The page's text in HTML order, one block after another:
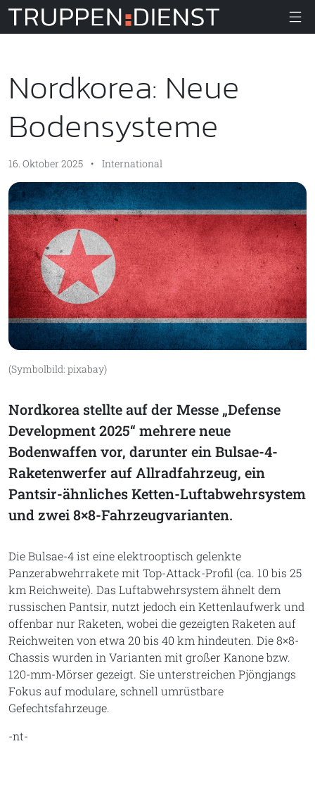
Truppendienst
Nordkorea: Neue
Bodensysteme
16. Oktober 2025 • International
(Symbolbild: pixabay)
Nordkorea stellte auf der Messe „Defense
Development 2025“ mehrere neue
Bodenwaffen vor, darunter ein Bulsae-4-
Raketenwerfer auf Allradfahrzeug, ein
Pantsir-ähnliches Ketten-Luftabwehrsystem
und zwei 8×8-Fahrzeugvarianten.
Die Bulsae-4 ist eine elektrooptisch gelenkte
Panzerabwehrrakete mit Top-Attack-Profil (ca. 10 bis 25
km Reichweite). Das Luftabwehrsystem ähnelt dem
russischen Pantsir, nutzt jedoch ein Kettenlaufwerk und
offenbar nur Raketen, wobei die gezeigten Raketen auf
Reichweiten von etwa 20 bis 40 km hindeuten. Die 8×8-
Chassis wurden in Varianten mit großer Kanone bzw.
120-mm-Mörser gezeigt. Sie unterstreichen Pjöngjangs
Fokus auf modulare, schnell umrüstbare
Gefechtsfahrzeuge.
-nt-